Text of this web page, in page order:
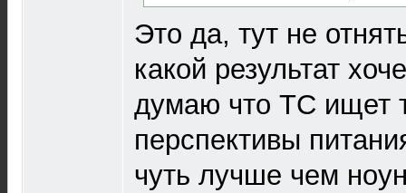
Это да, тут не
какой результат
думаю что ТС ищет
перспективы
чуть лучше чем